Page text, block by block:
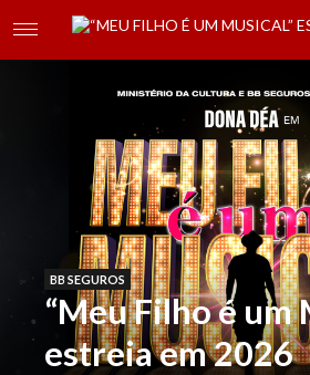
BB SEGUROS
“Meu Filho é um
estreia em 2026